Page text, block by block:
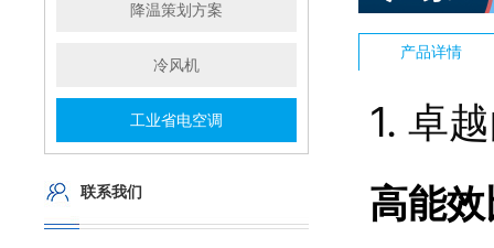
降温策划方案
冷风机
工业省电空调
联系我们
产品详情
1. 卓
高能